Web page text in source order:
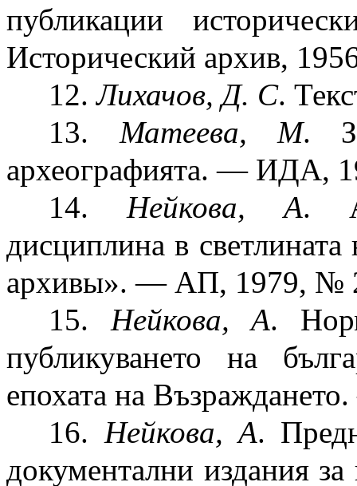
публикации
Исторический архив,
12.Лихачов, Д. С.
13. Матеева, М.
археографията. — ИДА,
14.Нейкова, А.
дисциплина в
архивы». — АП, 1979, №
15. Нейкова, А.
публикуването на
епохата на
16. Нейкова, А.
документални издания